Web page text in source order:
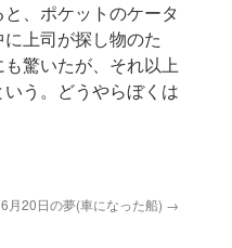
、ポケットのケータ
上司が探し物のた
驚いたが、それ以上
う。どうやらぼくは
6月20日の夢(車になった船) →